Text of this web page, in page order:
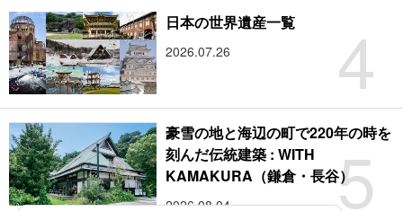
4
日本の世界遺産一覧
2026.07.26
5
豪雪の地と海辺の町で220年の時を
刻んだ伝統建築 : WITH
KAMAKURA（鎌倉・長谷）
2026.08.04